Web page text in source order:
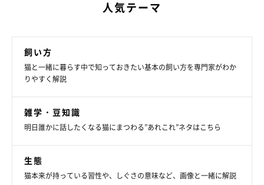
人気テーマ
飼い方
猫と一緒に暮らす中で知っておきたい基本の飼い方を専門家がわか
りやすく解説
雑学・豆知識
明日誰かに話したくなる猫にまつわる”あれこれ”ネタはこちら
生態
猫本来が持っている習性や、しぐさの意味など、画像と一緒に解説